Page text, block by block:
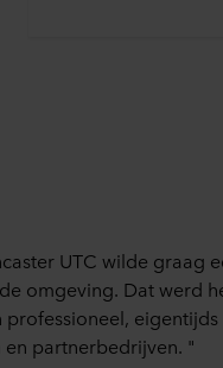
UTC wilde graag
omgeving. Dat werd
eigentijds
partnerbedrijven. "